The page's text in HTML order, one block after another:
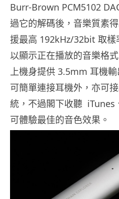
Burr-Brown PCM5102
過它的解碼後，音樂質素
援最高 192kHz/32bit 取樣
以顯示正在播放的音樂格
上機身提供 3.5mm 耳機
可簡單連接耳機外，亦可
統，不過閣下收聽 iTunes
可體驗最佳的音色效果。